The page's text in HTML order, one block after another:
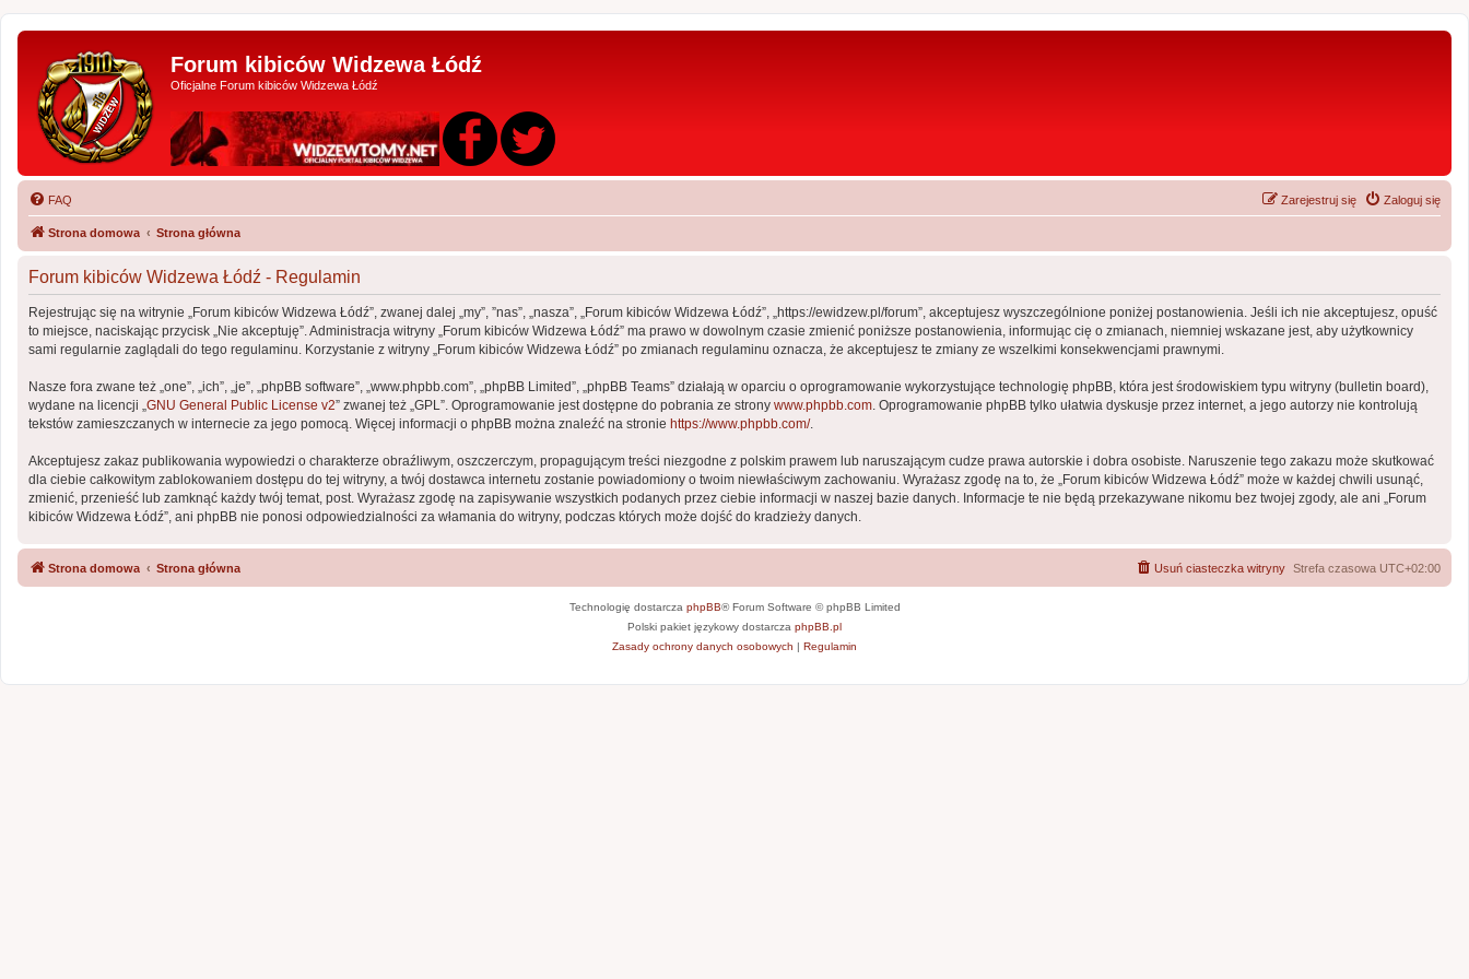
Forum kibiców Widzewa Łódź
Oficjalne Forum kibiców Widzewa Łódź
FAQ Zaloguj się
Zarejestruj się
Strona domowa Strona główna
Forum kibiców Widzewa Łódź - Regulamin
Rejestrując się na witrynie „Forum kibiców Widzewa Łódź”, zwanej dalej „my”, ”nas”, „nasza”, „Forum kibiców Widzewa Łódź”, „https://ewidzew.pl/forum”, akceptujesz wyszczególnione poniżej postanowienia. Jeśli ich nie akceptujesz, opuść
to miejsce, naciskając przycisk „Nie akceptuję”. Administracja witryny „Forum kibiców Widzewa Łódź” ma prawo w dowolnym czasie zmienić poniższe postanowienia, informując cię o zmianach, niemniej wskazane jest, aby użytkownicy
sami regularnie zaglądali do tego regulaminu. Korzystanie z witryny „Forum kibiców Widzewa Łódź” po zmianach regulaminu oznacza, że akceptujesz te zmiany ze wszelkimi konsekwencjami prawnymi.
Nasze fora zwane też „one”, „ich”, „je”, „phpBB software”, „www.phpbb.com”, „phpBB Limited”, „phpBB Teams” działają w oparciu o oprogramowanie wykorzystujące technologię phpBB, która jest środowiskiem typu witryny (bulletin board),
wydane na licencji „GNU General Public License v2” zwanej też „GPL”. Oprogramowanie jest dostępne do pobrania ze strony www.phpbb.com. Oprogramowanie phpBB tylko ułatwia dyskusje przez internet, a jego autorzy nie kontrolują
tekstów zamieszczanych w internecie za jego pomocą. Więcej informacji o phpBB można znaleźć na stronie https://www.phpbb.com/.
Akceptujesz zakaz publikowania wypowiedzi o charakterze obraźliwym, oszczerczym, propagującym treści niezgodne z polskim prawem lub naruszającym cudze prawa autorskie i dobra osobiste. Naruszenie tego zakazu może skutkować
dla ciebie całkowitym zablokowaniem dostępu do tej witryny, a twój dostawca internetu zostanie powiadomiony o twoim niewłaściwym zachowaniu. Wyrażasz zgodę na to, że „Forum kibiców Widzewa Łódź” może w każdej chwili usunąć,
zmienić, przenieść lub zamknąć każdy twój temat, post. Wyrażasz zgodę na zapisywanie wszystkich podanych przez ciebie informacji w naszej bazie danych. Informacje te nie będą przekazywane nikomu bez twojej zgody, ale ani „Forum
kibiców Widzewa Łódź”, ani phpBB nie ponosi odpowiedzialności za włamania do witryny, podczas których może dojść do kradzieży danych.
Strona domowa Strona główna Strefa czasowa UTC+02:00
Usuń ciasteczka witryny
Technologię dostarcza phpBB® Forum Software © phpBB Limited
Polski pakiet językowy dostarcza phpBB.pl
Zasady ochrony danych osobowych | Regulamin